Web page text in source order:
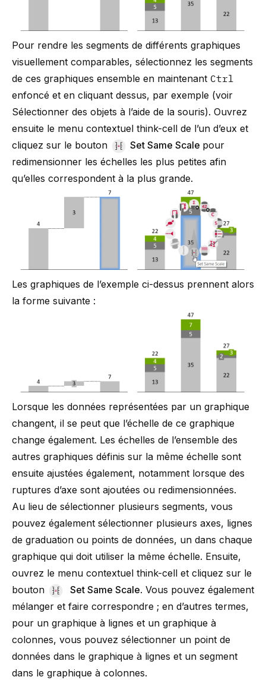
Pour rendre les segments de différents graphiques
visuellement comparables, sélectionnez les segments
de ces graphiques ensemble en maintenant Ctrl
enfoncé et en cliquant dessus, par exemple (voir
Sélectionner des objets à l’aide de la souris). Ouvrez
ensuite le menu contextuel think-cell de l’un d’eux et
cliquez sur le bouton
Set Same Scale pour
redimensionner les échelles les plus petites afin
qu’elles correspondent à la plus grande.
Les graphiques de l’exemple ci-dessus prennent alors
la forme suivante :
Lorsque les données représentées par un graphique
changent, il se peut que l’échelle de ce graphique
change également. Les échelles de l’ensemble des
autres graphiques définis sur la même échelle sont
ensuite ajustées également, notamment lorsque des
ruptures d’axe sont ajoutées ou redimensionnées.
Au lieu de sélectionner plusieurs segments, vous
pouvez également sélectionner plusieurs axes, lignes
de graduation ou points de données, un dans chaque
graphique qui doit utiliser la même échelle. Ensuite,
ouvrez le menu contextuel think-cell et cliquez sur le
bouton
Set Same Scale. Vous pouvez également
mélanger et faire correspondre ; en d’autres termes,
pour un graphique à lignes et un graphique à
colonnes, vous pouvez sélectionner un point de
données dans le graphique à lignes et un segment
dans le graphique à colonnes.